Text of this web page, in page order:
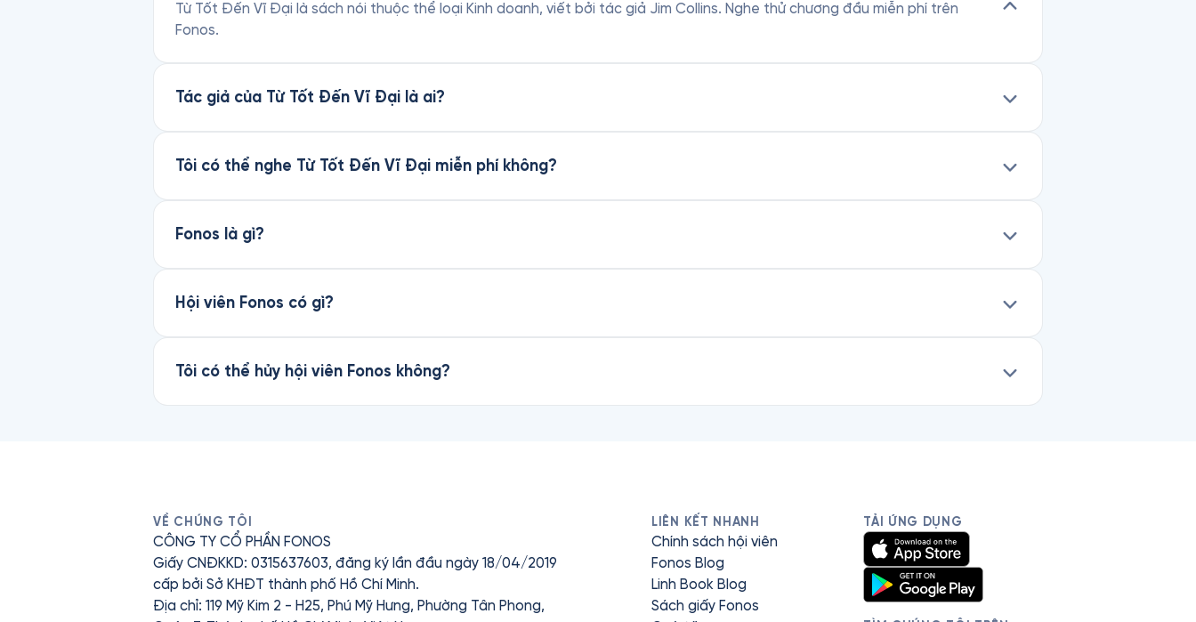
Từ Tốt Đến Vĩ Đại là sách nói thuộc thể loại Kinh doanh, viết bởi tác giả Jim Collins. Nghe thử chương đầu miễn phí trên
Fonos.
Tác giả của Từ Tốt Đến Vĩ Đại là ai?
Tôi có thể nghe Từ Tốt Đến Vĩ Đại miễn phí không?
Fonos là gì?
Hội viên Fonos có gì?
Tôi có thể hủy hội viên Fonos không?
VỀ CHÚNG TÔI
CÔNG TY CỔ PHẦN FONOS
Giấy CNĐKKD: 0315637603, đăng ký lần đầu ngày 18/04/2019
cấp bởi Sở KHĐT thành phố Hồ Chí Minh.
Địa chỉ: 119 Mỹ Kim 2 - H25, Phú Mỹ Hưng, Phường Tân Phong,
LIÊN KẾT NHANH
Chính sách hội viên
Fonos Blog
Linh Book Blog
Sách giấy Fonos
TẢI ỨNG DỤNG